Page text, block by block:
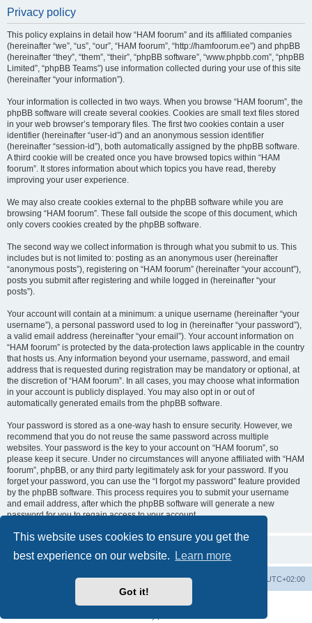
This website uses cookies to ensure you get the
best experience on our website.
Learn more
Got it!
Privacy policy
This policy explains in detail how “HAM foorum” and its affiliated companies
(hereinafter “we”, “us”, “our”, “HAM foorum”, “http://hamfoorum.ee”) and phpBB
(hereinafter “they”, “them”, “their”, “phpBB software”, “www.phpbb.com”, “phpBB
Limited”, “phpBB Teams”) use information collected during your use of this site
(hereinafter “your information”).
Your information is collected in two ways. When you browse “HAM foorum”, the
phpBB software will create several cookies. Cookies are small text files stored
in your web browser’s temporary files. The first two cookies contain a user
identifier (hereinafter “user-id”) and an anonymous session identifier
(hereinafter “session-id”), both automatically assigned by the phpBB software.
A third cookie will be created once you have browsed topics within “HAM
foorum”. It stores information about which topics you have read, thereby
improving your user experience.
We may also create cookies external to the phpBB software while you are
browsing “HAM foorum”. These fall outside the scope of this document, which
only covers cookies created by the phpBB software.
The second way we collect information is through what you submit to us. This
includes but is not limited to: posting as an anonymous user (hereinafter
“anonymous posts”), registering on “HAM foorum” (hereinafter “your account”),
posts you submit after registering and while logged in (hereinafter “your
posts”).
Your account will contain at a minimum: a unique username (hereinafter “your
username”), a personal password used to log in (hereinafter “your password”),
a valid email address (hereinafter “your email”). Your account information on
“HAM foorum” is protected by the data-protection laws applicable in the country
that hosts us. Any information beyond your username, password, and email
address that is requested during registration may be mandatory or optional, at
the discretion of “HAM foorum”. In all cases, you may choose what information
in your account is publicly displayed. You may also opt in or out of
automatically generated emails from the phpBB software.
Your password is stored as a one-way hash to ensure security. However, we
recommend that you do not reuse the same password across multiple
websites. Your password is the key to your account on “HAM foorum”, so
please keep it secure. Under no circumstances will anyone affiliated with “HAM
foorum”, phpBB, or any third party legitimately ask for your password. If you
forget your password, you can use the “I forgot my password” feature provided
by the phpBB software. This process requires you to submit your username
and email address, after which the phpBB software will generate a new
password for you to regain access to your account.
UTC+02:00
Delete cookies
Contact us
Powered by
® Forum Software © phpBB Limited